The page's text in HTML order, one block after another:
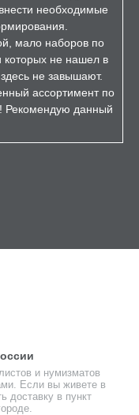
необходимые
мало наборов по
которых не нашел в
не завышают.
ассортимент по
Рекомендую данный
и нумизматов
Если вы живете в
доставку в пункт